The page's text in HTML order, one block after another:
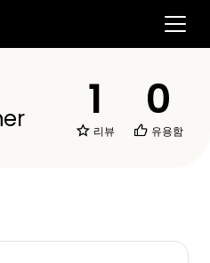
1
리뷰
0
유용함